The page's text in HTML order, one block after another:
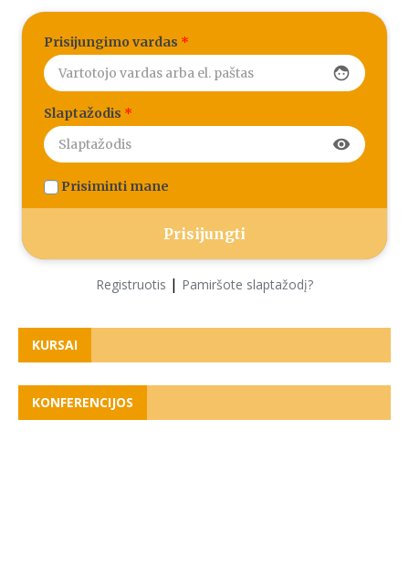
Prisijungimo vardas *
face
Slaptažodis *
visibility
Prisiminti mane
Registruotis | Pamiršote slaptažodį?
KURSAI
KONFERENCIJOS